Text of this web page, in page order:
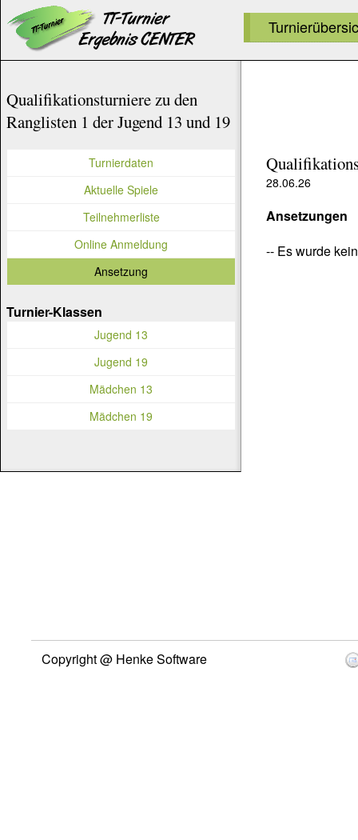
28.06.26
Ansetzungen
-- Es wurde
Qualifikationsturniere zu den
Ranglisten 1 der Jugend 13 und 19
Turnierdaten
Aktuelle Spiele
Teilnehmerliste
Online Anmeldung
Ansetzung
Turnier-Klassen
Jugend 13
Jugend 19
Mädchen 13
Mädchen 19
Copyright @ Henke Software